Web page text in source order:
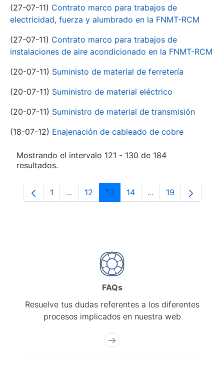
(27-07-11) Contrato marco para trabajos de
electricidad, fuerza y alumbrado en la FNMT-RCM
(27-07-11) Contrato marco para trabajos de
instalaciones de aire acondicionado en la FNMT-RCM
(20-07-11) Suministo de material de ferretería
(20-07-11) Suministro de material eléctrico
(20-07-11) Suministro de material de transmisión
(18-07-12) Enajenación de cableado de cobre
Mostrando el intervalo 121 - 130 de 184
resultados.
Página
1 ...Páginas intermedias Use TAB para
Página
12 Página
13 Página
14 ...PáginasPágina
19
FAQs
Resuelve tus dudas referentes a los diferentes
procesos implicados en nuestra web